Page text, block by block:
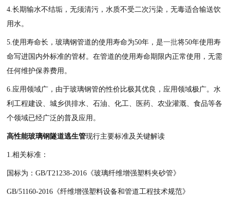
4.长期输水不结垢，无须清污，水质不受二次污染，无毒适合输送饮
用水。
5.使用寿命长，玻璃钢管道的使用寿命为50年，是一批将50年使用寿
命写进国内外标准的管材。在管道的使用寿命期限内正常使用，无需
任何维护保养费用。
6.应用领域广，由于玻璃钢管的性价比极其优良，应用领域极广。水
利工程建设、城乡供排水、石油、化工、医药、农业灌溉、食品等各
个领域已经广泛的普及应用。
高性能玻璃钢隧道逃生管现行主要标准及关键解读
1.相关标准：
国标为：GB/T21238-2016《玻璃纤维增强塑料夹砂管》
GB/51160-2016《纤维增强塑料设备和管道工程技术规范》